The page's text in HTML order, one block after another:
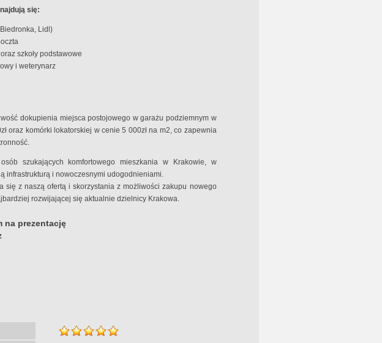
się:
Lidl)
szkoły podstawowe
i weterynarz
dokupienia miejsca postojowego w garażu podziemnym w
oraz komórki lokatorskiej w cenie 5 000zł na m2, co zapewnia
szukających komfortowego mieszkania w Krakowie, w
infrastrukturą i nowoczesnymi udogodnieniami.
się z naszą ofertą i skorzystania z możliwości zakupu nowego
rozwijającej się aktualnie dzielnicy Krakowa.
na prezentację